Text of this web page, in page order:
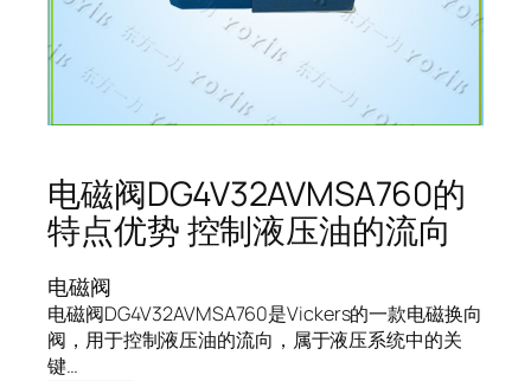
电磁阀DG4V32AVMSA760的
特点优势 控制液压油的流向
电磁阀
电磁阀DG4V32AVMSA760是Vickers的一款电磁换向
阀，用于控制液压油的流向，属于液压系统中的关
键…